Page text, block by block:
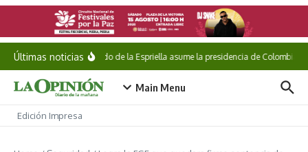
Saltar al contenido
Últimas noticiasAbelardo de la Espriella asume la presidencia de Colombia
Main Menu
Edición Impresa